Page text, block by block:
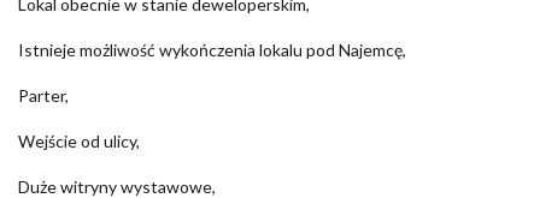
Istnieje możliwość wykończenia lokalu pod Najemcę,
Parter,
Wejście od ulicy,
Duże witryny wystawowe,